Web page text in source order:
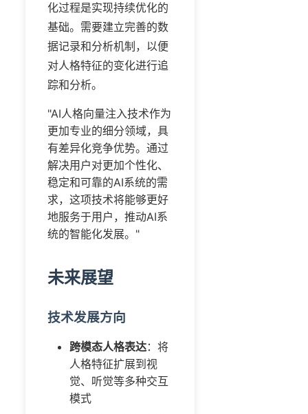
化过程是实现持续优化的
基础。需要建立完善的数
据记录和分析机制，以便
对人格特征的变化进行追
踪和分析。
"AI人格向量注入技术作为
更加专业的细分领域，具
有差异化竞争优势。通过
解决用户对更加个性化、
稳定和可靠的AI系统的需
求，这项技术将能够更好
地服务于用户，推动AI系
统的智能化发展。"
未来展望
技术发展方向
跨模态人格表达：将
人格特征扩展到视
觉、听觉等多种交互
模式